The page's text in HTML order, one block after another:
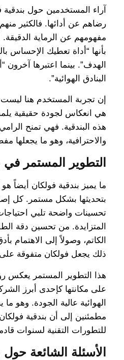
آراء المستخدمين حول
رضاهم عن أدائها. فالكثير
مفهومهم عن الرماية
بأنها “أداة تعطيك الإحساس
الهدف”. بينما اعتبرها
البنادق الهوائية”.
إن تجربة المستخدم هنا
هي انعكاس لجودة حقيقية
هذه البندقية. فهي تمنح
والاحترافية، وهو ما يجعلها
التطوير المستمر في
ما يميز بندقية فولكان أيضاً
بتحديثها بشكل مستمر. كل
تحسينات واضحة تلبي
المتزايدة. من تحسين دقة
الكاتم، وصولاً إلى الاهتمام
ذلك يجعل فولكان متفوقة على
هذا التطوير المستمر يعكس
على مكانتها كإحدى أبرز
الهوائية عالية الجودة. وهو
مطمئنين إلى أن بندقية
للتطورات التقنية لسنوات
الأسئلة الشائعة حول